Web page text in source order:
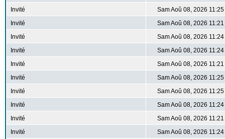
Invité
Sam Aoû 08, 2026
Invité
Sam Aoû 08, 2026
Invité
Sam Aoû 08, 2026
Invité
Sam Aoû 08, 2026
Invité
Sam Aoû 08, 2026
Invité
Sam Aoû 08, 2026
Invité
Sam Aoû 08, 2026
Invité
Sam Aoû 08, 2026
Invité
Sam Aoû 08, 2026
Invité
Sam Aoû 08, 2026